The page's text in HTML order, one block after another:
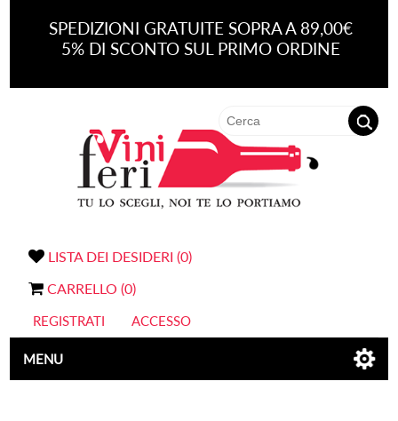
SPEDIZIONI GRATUITE SOPRA A 89,00€
5% DI SCONTO SUL PRIMO ORDINE
LISTA DEI DESIDERI (0)
CARRELLO (0)
REGISTRATI ACCESSO
MENU